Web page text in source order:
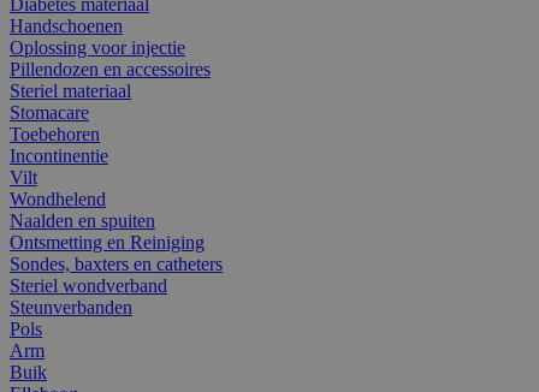
Handschoenen
Oplossing voor injectie
Pillendozen en accessoires
Steriel materiaal
Stomacare
Toebehoren
Incontinentie
Vilt
Wondhelend
Naalden en spuiten
Ontsmetting en Reiniging
Sondes, baxters en catheters
Steriel wondverband
Steunverbanden
Pols
Arm
Buik